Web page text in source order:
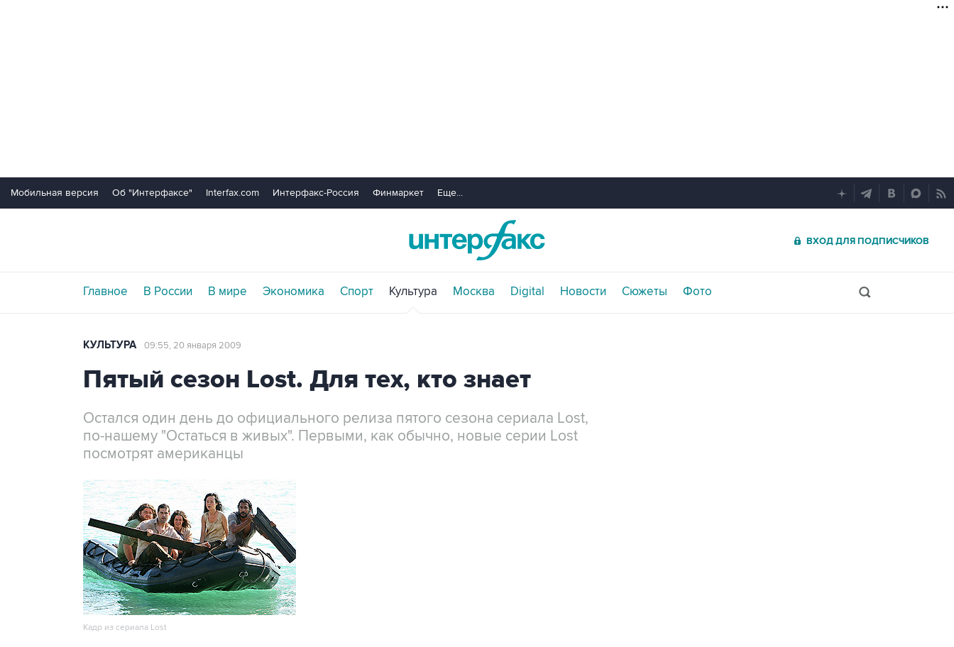
Мобильная версия Об "Интерфаксе" Interfax.com Интерфакс-Россия Финмаркет Еще...
ВХОД ДЛЯ ПОДПИСЧИКОВ
Главное В России В мире Экономика Спорт Культура Москва Digital Новости Сюжеты Фото
КУЛЬТУРА 09:55, 20 января 2009
Пятый сезон Lost. Для тех, кто знает
Остался один день до официального релиза пятого сезона сериала Lost,
по-нашему "Остаться в живых". Первыми, как обычно, новые серии Lost
посмотрят американцы
Кадр из сериала Lost